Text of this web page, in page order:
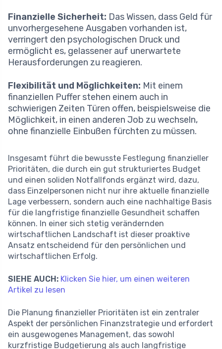
Finanzielle Sicherheit: Das Wissen, dass Geld für
unvorhergesehene Ausgaben vorhanden ist,
verringert den psychologischen Druck und
ermöglicht es, gelassener auf unerwartete
Herausforderungen zu reagieren.
Flexibilität und Möglichkeiten: Mit einem
finanziellen Puffer stehen einem auch in
schwierigen Zeiten Türen offen, beispielsweise die
Möglichkeit, in einen anderen Job zu wechseln,
ohne finanzielle Einbußen fürchten zu müssen.
Insgesamt führt die bewusste Festlegung finanzieller
Prioritäten, die durch ein gut strukturiertes Budget
und einen soliden Notfallfonds ergänzt wird, dazu,
dass Einzelpersonen nicht nur ihre aktuelle finanzielle
Lage verbessern, sondern auch eine nachhaltige Basis
für die langfristige finanzielle Gesundheit schaffen
können. In einer sich stetig verändernden
wirtschaftlichen Landschaft ist dieser proaktive
Ansatz entscheidend für den persönlichen und
wirtschaftlichen Erfolg.
SIEHE AUCH: Klicken Sie hier, um einen weiteren
Artikel zu lesen
Die Planung finanzieller Prioritäten ist ein zentraler
Aspekt der persönlichen Finanzstrategie und erfordert
ein ausgewogenes Management, das sowohl
kurzfristige Budgetierung als auch langfristige